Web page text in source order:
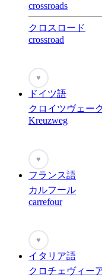
crossroads
クロスロード
crossroad
♥
ドイツ語
クロイツヴェー
Kreuzweg
♥
フランス語
カルフール
carrefour
♥
イタリア語
クロチェヴィー